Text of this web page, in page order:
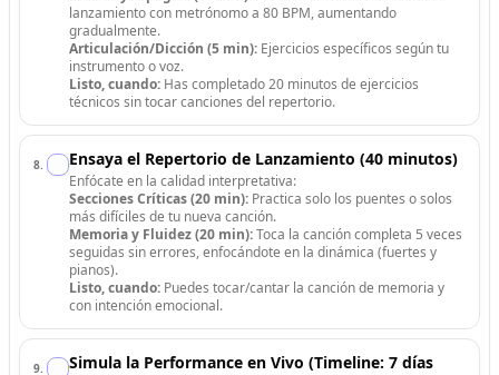
lanzamiento con metrónomo a 80 BPM, aumentando
gradualmente.
Articulación/Dicción (5 min): Ejercicios específicos según tu
instrumento o voz.
Listo, cuando: Has completado 20 minutos de ejercicios
técnicos sin tocar canciones del repertorio.
8. Ensaya el Repertorio de Lanzamiento (40 minutos)
Enfócate en la calidad interpretativa:
Secciones Críticas (20 min): Practica solo los puentes o solos
más difíciles de tu nueva canción.
Memoria y Fluidez (20 min):Toca la canción completa 5 veces
seguidas sin errores, enfocándote en la dinámica (fuertes y
pianos).
Listo, cuando: Puedes tocar/cantar la canción de memoria y
con intención emocional.
9.
Simula la Performance en Vivo (Timeline: 7 días